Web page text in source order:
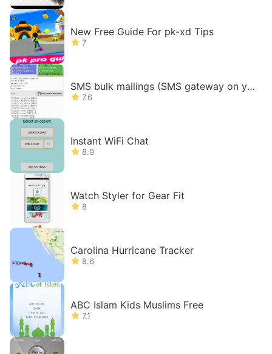
New Free Guide For pk-xd Tips
7
SMS bulk mailings (SMS gateway on yo
ur phone)
7.6
Instant WiFi Chat
8.9
Watch Styler for Gear Fit
8
Carolina Hurricane Tracker
8.6
ABC Islam Kids Muslims Free
7.1